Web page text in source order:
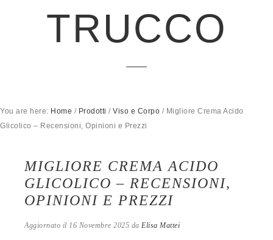
TRUCCO
You are here: Home / Prodotti / Viso e Corpo /Migliore Crema Acido
Glicolico – Recensioni, Opinioni e Prezzi
MIGLIORE CREMA ACIDO
GLICOLICO – RECENSIONI,
OPINIONI E PREZZI
Aggiornato il 16 Novembre 2025 da Elisa Mattei